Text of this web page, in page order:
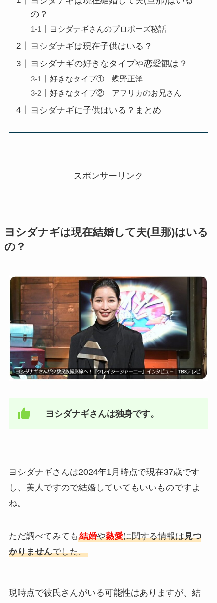
の？
ヨシダナギさんのプロポーズ秘話
ヨシダナギは現在子供はいる？
ヨシダナギの好きなタイプや恋愛観は？
好きなタイプ① 蝶野正洋
好きなタイプ② アフリカのお兄さん
ヨシダナギに子供はいる？まとめ
スポンサーリンク
ヨシダナギは現在結婚して夫(旦那)はいる
の？
ヨシダナギさんは独身です。
ヨシダナギさんは2024年1月時点で現在37歳です
し、美人ですので結婚していてもいいものですよ
ね。
ただ調べてみても 結婚や熱愛に関する情報は見つ
かりませんでした。
現時点で彼氏さんがいる可能性はありますが、結